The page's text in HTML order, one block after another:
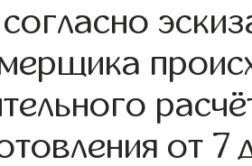
от 7